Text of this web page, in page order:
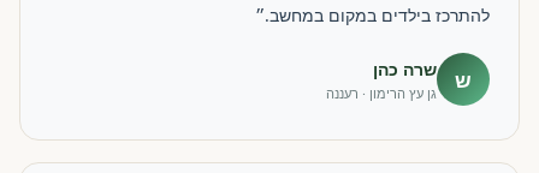
להתרכז בילדים במקום במחשב.״
ש שרה כהן
גן עץ הרימון · רעננה